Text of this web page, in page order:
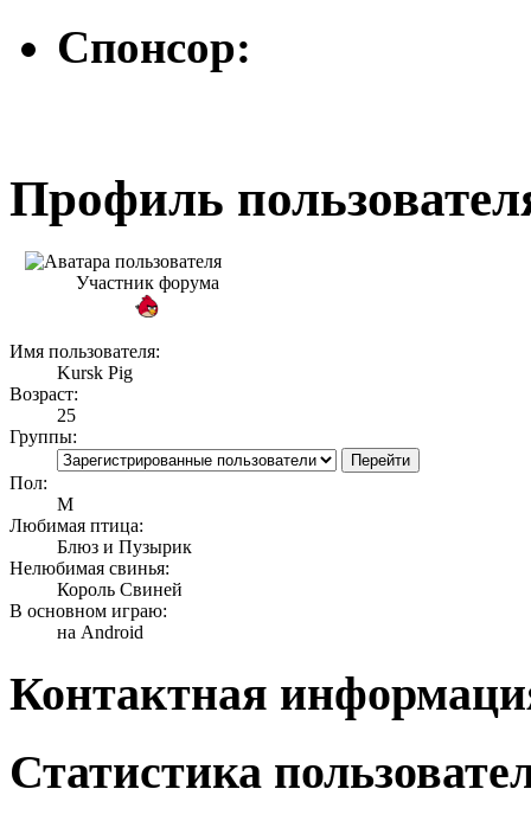
Спонсор:
Профиль
Участник форума
Имя пользователя:
Kursk Pig
Возраст:
25
Группы:
Пол:
М
Любимая птица:
Блюз и Пузырик
Нелюбимая свинья:
Король Свиней
В основном играю:
на Android
Контактная
Статистика